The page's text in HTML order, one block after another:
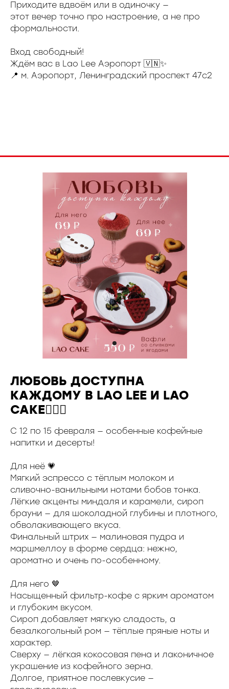
Приходите вдвоём или в одиночку —
этот вечер точно про настроение, а не про
формальности.
Вход свободный!
Ждём вас в Lao Lee Аэропорт 🇻🇳✨
📍 м. Аэропорт, Ленинградский проспект 47с2
ЛЮБОВЬ ДОСТУПНА
КАЖДОМУ В LAO LEE И LAO
CAKE👩‍❤️‍👨
С 12 по 15 февраля — особенные кофейные
напитки и десерты!
Для неё 💗
Мягкий эспрессо с тёплым молоком и
сливочно-ванильными нотами бобов тонка.
Лёгкие акценты миндаля и карамели, сироп
брауни — для шоколадной глубины и плотного,
обволакивающего вкуса.
Финальный штрих — малиновая пудра и
маршмеллоу в форме сердца: нежно,
ароматно и очень по-особенному.
Для него 🤎
Насыщенный фильтр-кофе с ярким ароматом
и глубоким вкусом.
Сироп добавляет мягкую сладость, а
безалкогольный ром — тёплые пряные ноты и
характер.
Сверху — лёгкая кокосовая пена и лаконичное
украшение из кофейного зерна.
Долгое, приятное послевкусие —